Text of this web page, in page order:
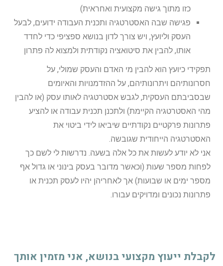
כזו מתוך גישה מקצועית ואחראית)
פגישה שבה האסטרטגיה ותכנית העבודה ידועים, לבעל
העסק וליועץ, ויש צורך לדון בנושא ספציפי כדי לחדד
אותו, להבין את סיטואציה נקודתית ולמצוא לה פתרון
תפקידי כיועץ הוא להבין מי האדם והעסק שמולי, על
חסרונותיהם ויתרונותיהם, על ההזדמנויות והאיומים
שבסביבתם העסקית, לגבש אסטרטגיה לאותו עסק (או להבין
מהי האסטרטגיה הקיימת) ולתכנן תכנית עבודה או להציע
פתרונות פרקטיים נקודתיים שיביאו לידי ביטוי את
האסטרטגיה הייחודית שגובשה.
אני לא יודע לעשות את כל אלה בשעה. נדרשות לי לשם כך
לפחות מספר שעות (וכאשר מדובר בעסק בינוני או גדול אף
מספר ימים או שבועות) אך לאחריהן יהיו לעסק תכנית או
פתרונות נכונים ומדויקים עבורו.
לקבלת ייעוץ מקצועי בנושא, אני מזמין אותך